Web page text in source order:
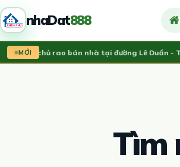
nhaDat888
MỚI
chủ rao bán nhà tại đường Lê Duẩn - TP
Tìm